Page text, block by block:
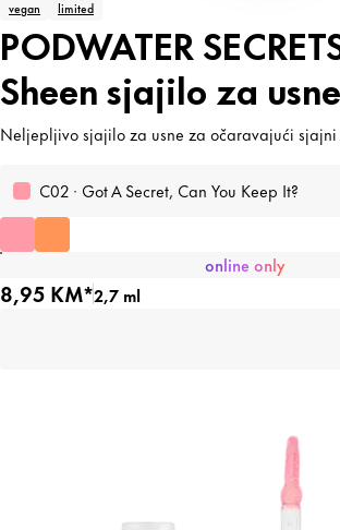
vegan limited
PODWATER
Sheen sjajilo za usne
Neljepljivo sjajilo za usne za očaravajući sjajni
C02 · Got A Secret, Can You Keep It?
online only
8,95 KM*2,7 ml